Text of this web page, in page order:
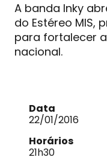
A banda Inky
do Estéreo MIS,
para fortalecer
nacional.
Data
22/01/2016
Horários
21h30